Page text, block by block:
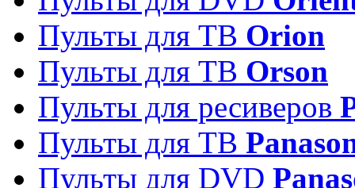
Пульты для ТВ Orion
Пульты для ТВ Orson
Пульты для ресиверов
Пульты для ТВ
Пульты для DVD